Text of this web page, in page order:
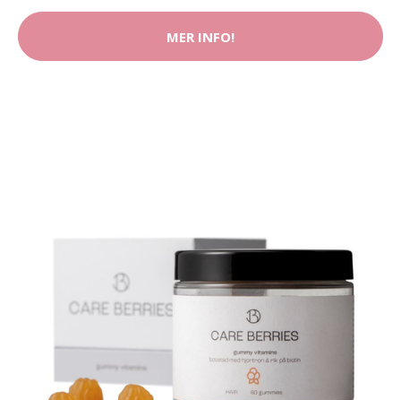
MER INFO!